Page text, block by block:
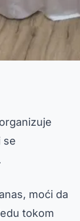
se
moći da
tokom